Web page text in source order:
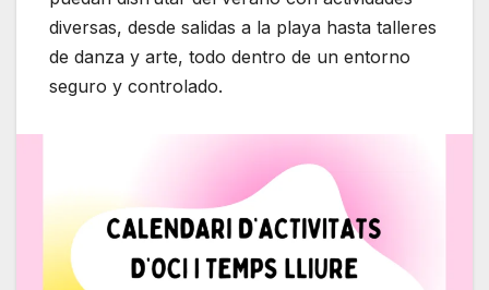
diversas, desde salidas a la playa hasta talleres
de danza y arte, todo dentro de un entorno
seguro y controlado.